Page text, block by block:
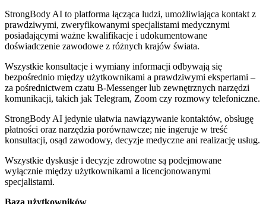
StrongBody AI to platforma łącząca ludzi, umożliwiająca kontakt z
prawdziwymi, zweryfikowanymi specjalistami medycznymi
posiadającymi ważne kwalifikacje i udokumentowane
doświadczenie zawodowe z różnych krajów świata.
Wszystkie konsultacje i wymiany informacji odbywają się
bezpośrednio między użytkownikami a prawdziwymi ekspertami –
za pośrednictwem czatu B-Messenger lub zewnętrznych narzędzi
komunikacji, takich jak Telegram, Zoom czy rozmowy telefoniczne.
StrongBody AI jedynie ułatwia nawiązywanie kontaktów, obsługę
płatności oraz narzędzia porównawcze; nie ingeruje w treść
konsultacji, osąd zawodowy, decyzje medyczne ani realizację usług.
Wszystkie dyskusje i decyzje zdrowotne są podejmowane
wyłącznie między użytkownikami a licencjonowanymi
specjalistami.
Baza użytkowników